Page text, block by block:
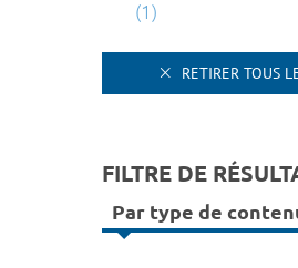
(1)
RETIRER TOUS
FILTRE DE
Par type de